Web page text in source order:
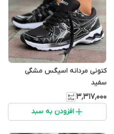
کتونی مردانه اسیگس مشگی
سفید
۳٬۳۱۷٬۰۰۰
افزودن به سبد